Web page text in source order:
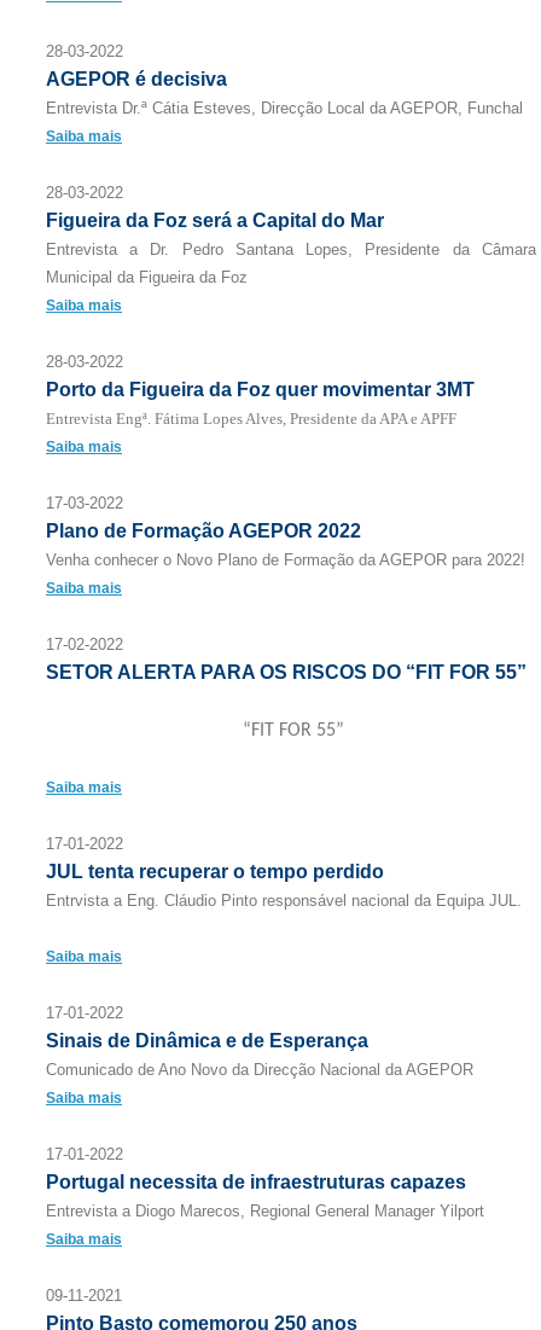
28-03-2022
AGEPOR é decisiva
Entrevista Dr.ª Cátia Esteves, Direcção Local da AGEPOR, Funchal
Saiba mais
28-03-2022
Figueira da Foz será a Capital do Mar
Entrevista a Dr. Pedro Santana Lopes, Presidente da Câmara
Municipal da Figueira da Foz
Saiba mais
28-03-2022
Porto da Figueira da Foz quer movimentar 3MT
Entrevista Engª. Fátima Lopes Alves, Presidente da APA e APFF
Saiba mais
17-03-2022
Plano de Formação AGEPOR 2022
Venha conhecer o Novo Plano de Formação da AGEPOR para 2022!
Saiba mais
17-02-2022
SETOR ALERTA PARA OS RISCOS DO “FIT FOR 55”
“FIT FOR 55”
Saiba mais
17-01-2022
JUL tenta recuperar o tempo perdido
Entrvista a Eng. Cláudio Pinto responsável nacional da Equipa JUL.
Saiba mais
17-01-2022
Sinais de Dinâmica e de Esperança
Comunicado de Ano Novo da Direcção Nacional da AGEPOR
Saiba mais
17-01-2022
Portugal necessita de infraestruturas capazes
Entrevista a Diogo Marecos, Regional General Manager Yilport
Saiba mais
09-11-2021
Pinto Basto comemorou 250 anos